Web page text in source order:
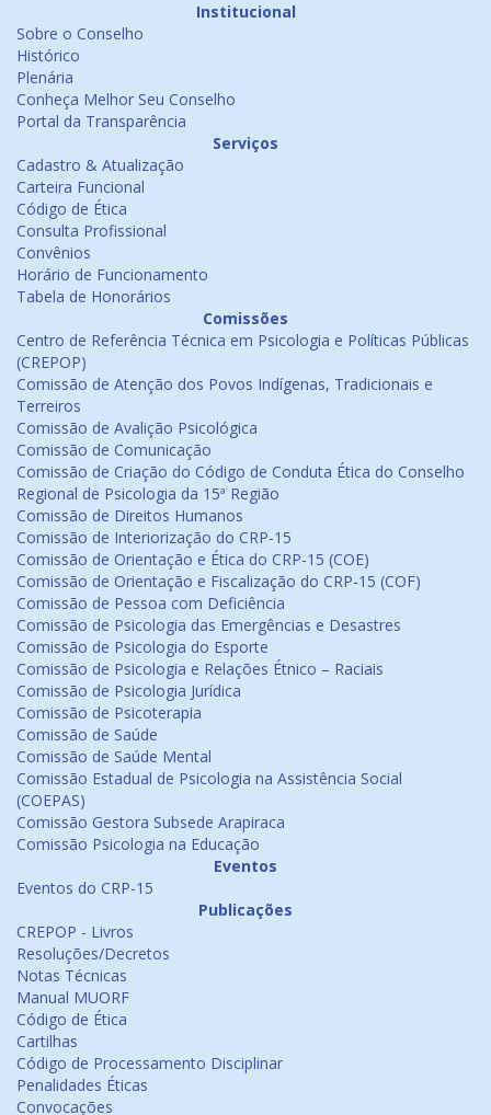
Institucional
Sobre o Conselho
Histórico
Plenária
Conheça Melhor Seu Conselho
Portal da Transparência
Serviços
Cadastro & Atualização
Carteira Funcional
Código de Ética
Consulta Profissional
Convênios
Horário de Funcionamento
Tabela de Honorários
Comissões
Centro de Referência Técnica em Psicologia e Políticas Públicas
(CREPOP)
Comissão de Atenção dos Povos Indígenas, Tradicionais e
Terreiros
Comissão de Avalição Psicológica
Comissão de Comunicação
Comissão de Criação do Código de Conduta Ética do Conselho
Regional de Psicologia da 15ª Região
Comissão de Direitos Humanos
Comissão de Interiorização do CRP-15
Comissão de Orientação e Ética do CRP-15 (COE)
Comissão de Orientação e Fiscalização do CRP-15 (COF)
Comissão de Pessoa com Deficiência
Comissão de Psicologia das Emergências e Desastres
Comissão de Psicologia do Esporte
Comissão de Psicologia e Relações Étnico – Raciais
Comissão de Psicologia Jurídica
Comissão de Psicoterapia
Comissão de Saúde
Comissão de Saúde Mental
Comissão Estadual de Psicologia na Assistência Social
(COEPAS)
Comissão Gestora Subsede Arapiraca
Comissão Psicologia na Educação
Eventos
Eventos do CRP-15
Publicações
CREPOP - Livros
Resoluções/Decretos
Notas Técnicas
Manual MUORF
Código de Ética
Cartilhas
Código de Processamento Disciplinar
Penalidades Éticas
Convocações